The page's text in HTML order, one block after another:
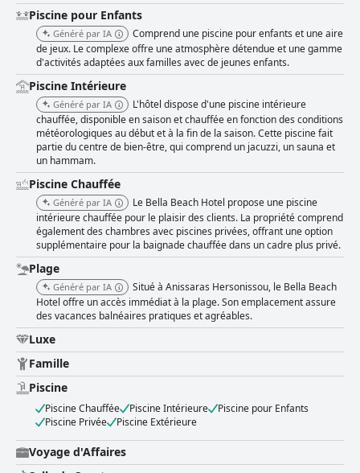
Piscine pour Enfants
Généré par IA
Comprend une piscine pour enfants et une aire
de jeux. Le complexe offre une atmosphère détendue et une gamme
d'activités adaptées aux familles avec de jeunes enfants.
Piscine Intérieure
Généré par IA
L'hôtel dispose d'une piscine intérieure
chauffée, disponible en saison et chauffée en fonction des conditions
météorologiques au début et à la fin de la saison. Cette piscine fait
partie du centre de bien-être, qui comprend un jacuzzi, un sauna et
un hammam.
Piscine Chauffée
Généré par IA
Le Bella Beach Hotel propose une piscine
intérieure chauffée pour le plaisir des clients. La propriété comprend
également des chambres avec piscines privées, offrant une option
supplémentaire pour la baignade chauffée dans un cadre plus privé.
Plage
Généré par IA
Situé à Anissaras Hersonissou, le Bella Beach
Hotel offre un accès immédiat à la plage. Son emplacement assure
des vacances balnéaires pratiques et agréables.
Luxe
Famille
Piscine
Piscine Chauffée Piscine Intérieure
Piscine pour Enfants
Piscine Privée
Piscine Extérieure
Voyage d'Affaires